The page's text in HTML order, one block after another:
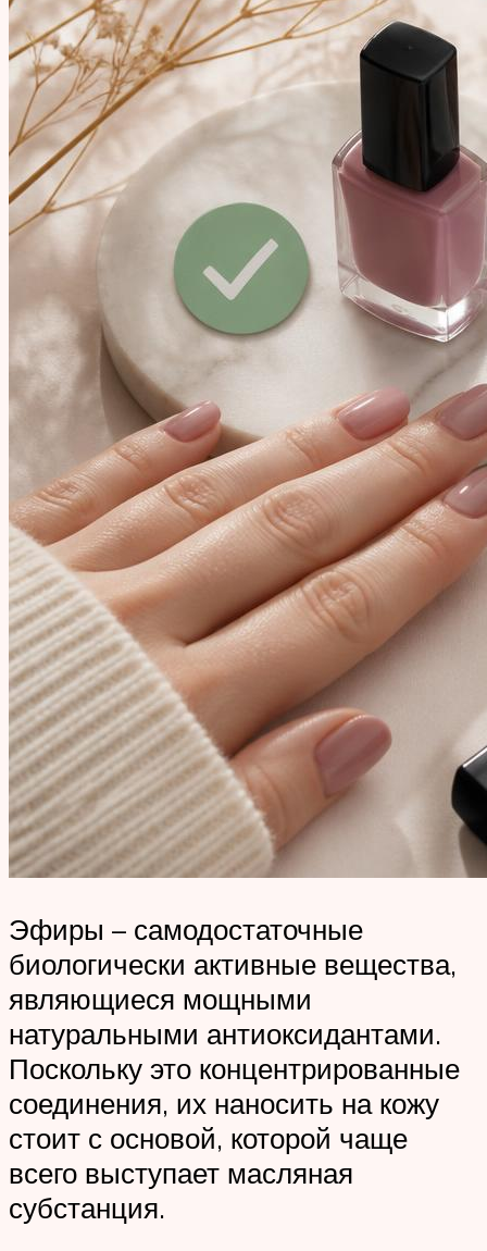
Эфиры – самодостаточные
биологически активные вещества,
являющиеся мощными
натуральными антиоксидантами.
Поскольку это концентрированные
соединения, их наносить на кожу
стоит с основой, которой чаще
всего выступает масляная
субстанция.